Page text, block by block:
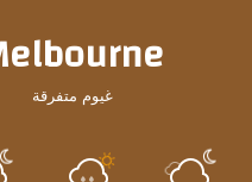
غيوم متفرقة